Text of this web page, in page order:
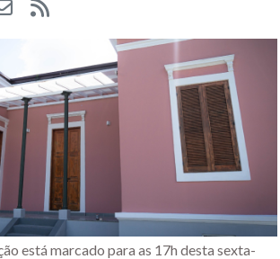
está marcado para as 17h desta sexta-